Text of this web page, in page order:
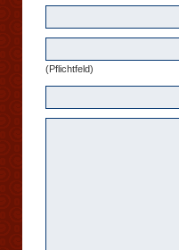
(Pflichtfeld)